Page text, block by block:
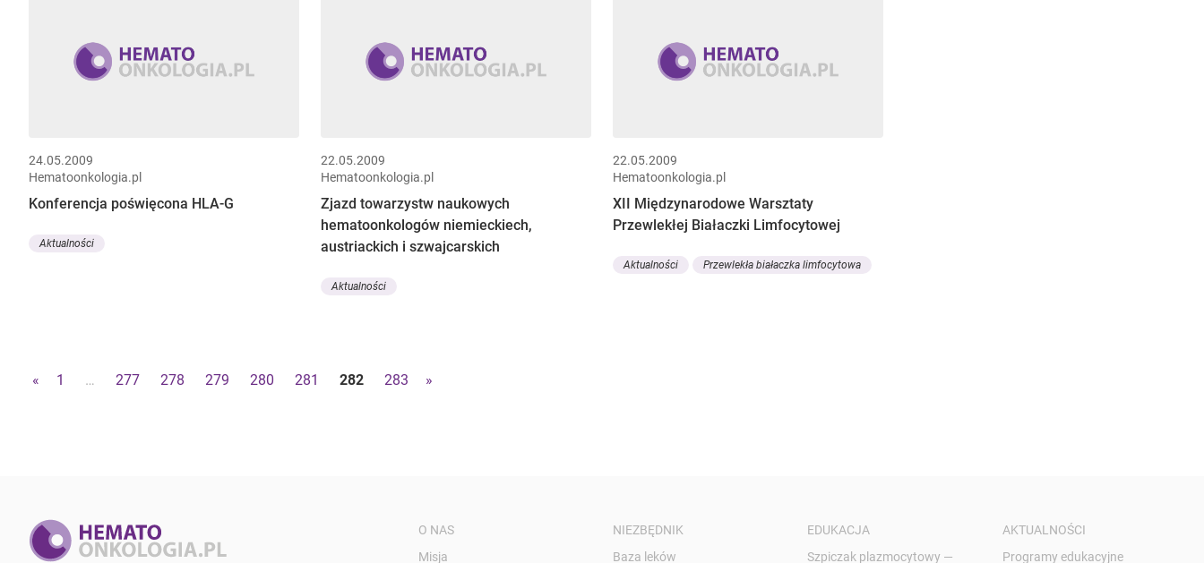
24.05.2009
Hematoonkologia.pl
Konferencja poświęcona HLA-G
Aktualności
22.05.2009
Hematoonkologia.pl
Zjazd towarzystw naukowych
hematoonkologów niemieckiech,
austriackich i szwajcarskich
Aktualności
22.05.2009
Hematoonkologia.pl
XII Międzynarodowe Warsztaty
Przewlekłej Białaczki Limfocytowej
Aktualności Przewlekła białaczka limfocytowa
« 1 … 277 278 279 280 281 282 283 »
O NAS
Misja
NIEZBĘDNIK
Baza leków
EDUKACJA
Szpiczak plazmocytowy —
AKTUALNOŚCI
Programy edukacyjne